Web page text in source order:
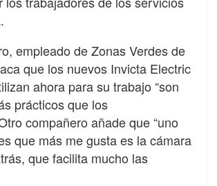
empleado de Zonas Verdes de
que los nuevos Invicta Electric
ahora para su trabajo “son
prácticos que los
compañero añade que “uno
que más me gusta es la cámara
que facilita mucho las